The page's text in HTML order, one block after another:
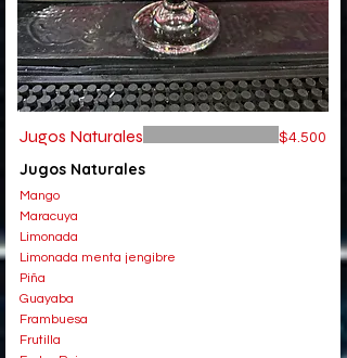
Jugos Naturales $4.500
Jugos Naturales
Mango
Maracuya
Limonada
Limonada menta jengibre
Piña
Guayaba
Frambuesa
Frutilla